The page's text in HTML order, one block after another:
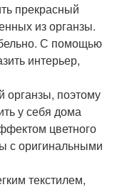
прекрасный
из органзы.
С помощью
интерьер,
органзы, поэтому
у себя дома
цветного
с оригинальными
текстилем,